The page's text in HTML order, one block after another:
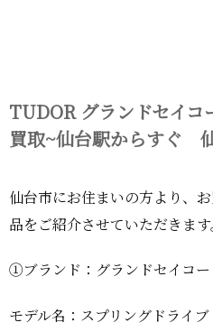
TUDOR グランドセイコ
買取~仙台駅からすぐ
仙台市にお住まいの方より、
品をご紹介させていただきます
①ブランド：グランドセイコー
モデル名：スプリングドライブ